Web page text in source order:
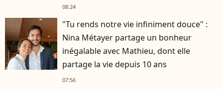
08:24
"Tu rends notre vie infiniment douce" :
Nina Métayer partage un bonheur
inégalable avec Mathieu, dont elle
partage la vie depuis 10 ans
07:56